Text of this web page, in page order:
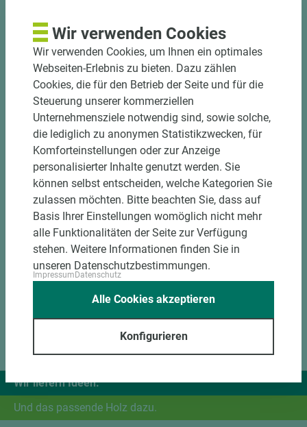
Einzelteiletikettierung auf Wunsch möglich
Materialschonende und kundengerechte
Verpackung der Fixmaße
Jetzt Zuschnitt anfragen
Wir liefern Ideen.
Und das passende Holz dazu.
Wir verwenden Cookies
Wir verwenden Cookies, um Ihnen ein optimales
Webseiten-Erlebnis zu bieten. Dazu zählen
Cookies, die für den Betrieb der Seite und für die
Steuerung unserer kommerziellen
Unternehmensziele notwendig sind, sowie solche,
die lediglich zu anonymen Statistikzwecken, für
Komforteinstellungen oder zur Anzeige
personalisierter Inhalte genutzt werden. Sie
können selbst entscheiden, welche Kategorien Sie
zulassen möchten. Bitte beachten Sie, dass auf
Basis Ihrer Einstellungen womöglich nicht mehr
alle Funktionalitäten der Seite zur Verfügung
stehen. Weitere Informationen finden Sie in
unseren Datenschutzbestimmungen.
Impressum Datenschutz
Konfigurieren
Alle Cookies akzeptieren